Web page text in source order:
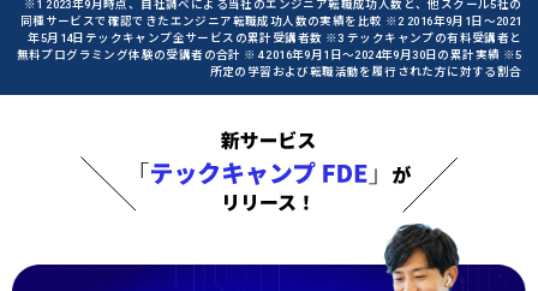
※1 2023年9月時点、自社調べによる当社のエンジニア転職成功人数と、他スクール5社の
同種サービスで確認できたエンジニア転職成功人数の実績を比較 ※2 2016年9月1日〜2021
年5月14日テックキャンプ全サービスの累計受講者数 ※3 テックキャンプの有料受講者と
無料プログラミング体験の受講者の合計 ※4 2016年9月1日〜2024年9月30日の累計実績 ※5
所定の学習および転職活動を履行された方に対する割合